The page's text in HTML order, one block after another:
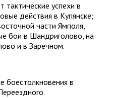
тактические успехи в
действия в Купянске;
части Ямполя,
бои в Шандриголово, на
и в Заречном.
боестолкновения в